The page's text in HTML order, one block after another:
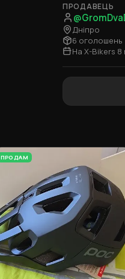
ПРОДАВЕЦЬ
Дніпро
6 оголошень
На X-Bikers 8
ПРОДАМ